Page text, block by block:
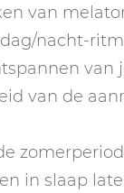
van
nacht-
van
van de
in slaap